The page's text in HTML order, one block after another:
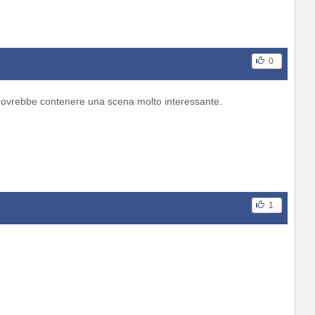
0
contenere una scena molto interessante.
1